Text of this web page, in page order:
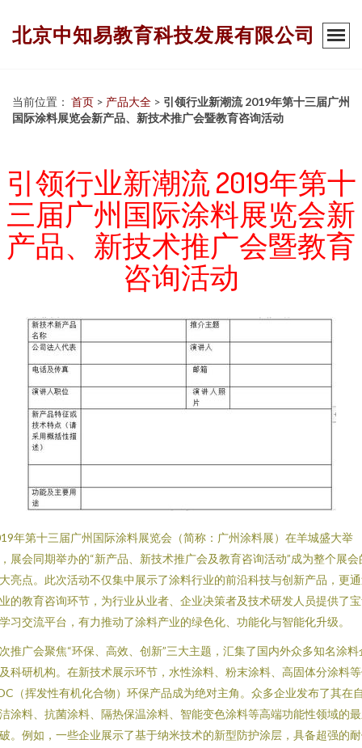
北京中知易教育科技发展有限公司
当前位置： 首页 > 产品大全 > 引领行业新潮流 2019年第十三届广州
国际涂料展览会新产品、新技术推广会暨教育咨询活动
引领行业新潮流 2019年第十
三届广州国际涂料展览会新
产品、新技术推广会暨教育
咨询活动
年第十三届广州国际涂料展览会（简称：广州涂料展）在羊城盛大举
展会同期举办的“新产品、新技术推广会及教育咨询活动”成为整个展会
亮点。此次活动不仅集中展示了涂料行业的前沿科技与创新产品，更
的教育咨询环节，为行业从业者、企业决策者及技术研发人员提供了
习交流平台，有力推动了涂料产业的绿色化、功能化与智能化升级。
推广会聚焦“环保、高效、创新”三大主题，汇集了国内外众多知名涂料
科研机构。在新技术展示环节，水性涂料、粉末涂料、高固体分涂料
（挥发性有机化合物）环保产品成为绝对主角。众多企业发布了其在
涂料、抗菌涂料、隔热保温涂料、智能变色涂料等高端功能性领域的
。例如，一些企业展示了基于纳米技术的新型防护涂层，具备超强的